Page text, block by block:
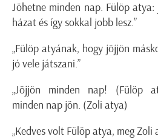
Jöhetne minden nap. Fülöp
házat és így sokkal jobb lesz.”
„Fülöp atyának, hogy jöjjön
jó vele játszani.”
„Jöjjön minden nap! (Fülöp
minden nap jön. (Zoli atya)
„Kedves volt Fülöp atya, meg Zoli